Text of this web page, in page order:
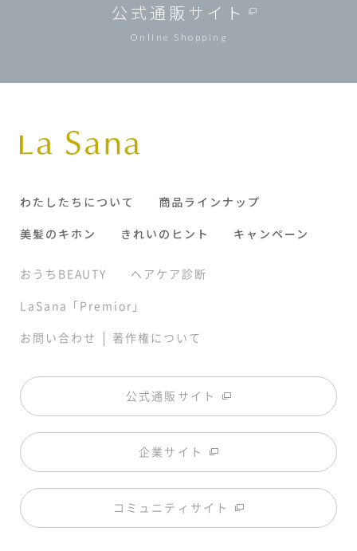
公式通販サイト
Online Shopping
わたしたちについて
商品ラインナップ
美髪のキホン
きれいのヒント キャンペーン
おうちBEAUTY
ヘアケア診断
LaSana「Premior」
お問い合わせ | 著作権について
公式通販サイト
企業サイト
コミュニティサイト